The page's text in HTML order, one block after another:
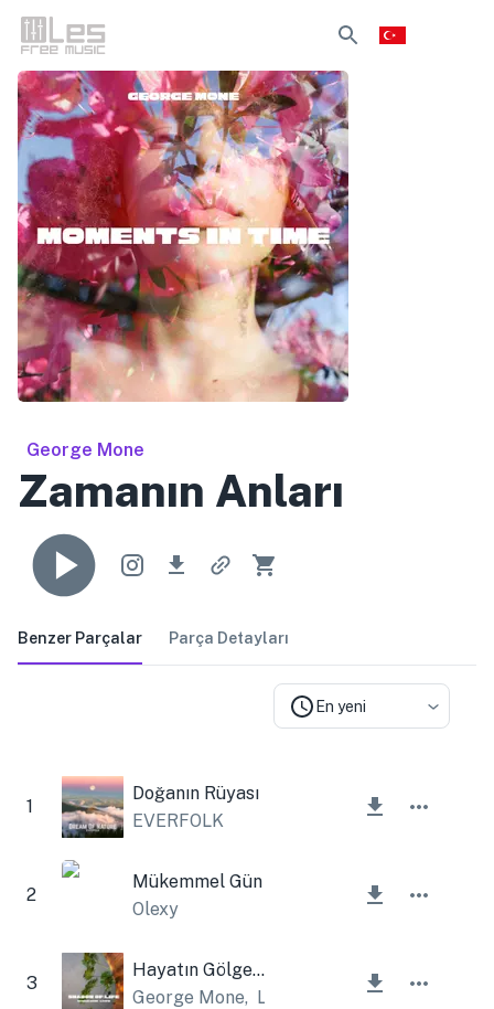
George Mone
Zamanın Anları
Benzer Parçalar Parça Detayları
En yeni
1
Doğanın Rüyası
EVERFOLK
2
Mükemmel Gün
Olexy
3
Hayatın Gölgesi
George Mone, Lesfm